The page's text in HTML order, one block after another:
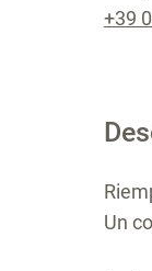
+39
Un